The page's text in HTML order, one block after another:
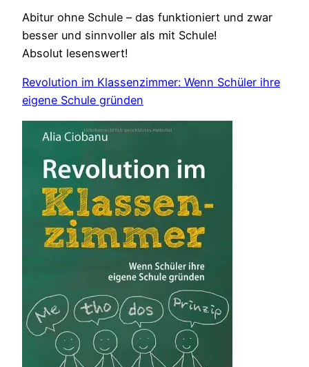
Abitur ohne Schule – das funktioniert und zwar
besser und sinnvoller als mit Schule!
Absolut lesenswert!
Revolution im Klassenzimmer: Wenn Schüler ihre
eigene Schule gründen